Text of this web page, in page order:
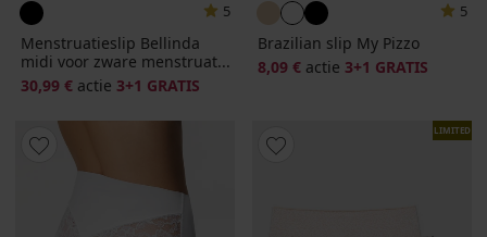
5
Menstruatieslip Bellinda
midi voor zware menstruat...
30,99 € actie 3+1 GRATIS
5
Brazilian slip My Pizzo
8,09 € actie 3+1 GRATIS
LIMITED